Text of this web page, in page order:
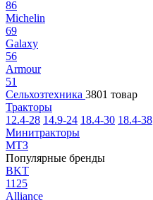
86
Michelin
69
Galaxy
56
Armour
51
Сельхозтехника 3801 товар
Тракторы
12.4-28 14.9-24 18.4-30 18.4-38
Минитракторы
МТЗ
Популярные бренды
BKT
1125
Alliance